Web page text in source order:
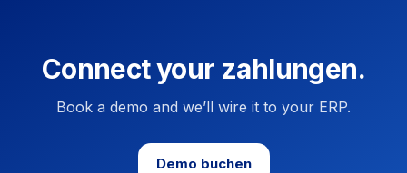
Connect your zahlungen.
Book a demo and we’ll wire it to your ERP.
Demo buchen